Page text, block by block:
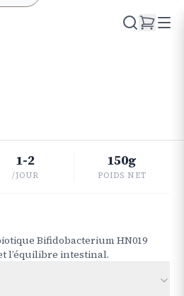
1-2
/JOUR
150g
POIDS NET
Bifidobacterium HN019
l’équilibre intestinal.